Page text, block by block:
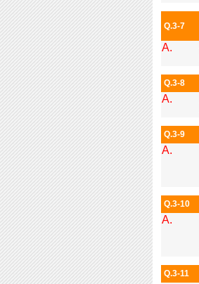
Q.3-7
A.
Q.3-8
A.
Q.3-9
A.
Q.3-10
A.
Q.3-11